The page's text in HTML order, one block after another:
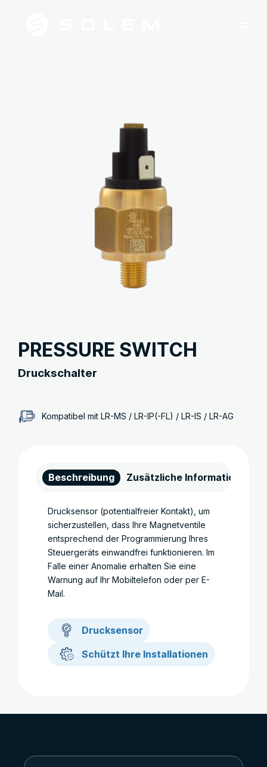
PRESSURE SWITCH
Druckschalter
Kompatibel mit LR-MS / LR-IP(-FL) / LR-IS / LR-AG
Beschreibung Zusätzliche Informationen
Drucksensor (potentialfreier Kontakt), um
sicherzustellen, dass Ihre Magnetventile
entsprechend der Programmierung Ihres
Steuergeräts einwandfrei funktionieren. Im
Falle einer Anomalie erhalten Sie eine
Warnung auf Ihr Mobiltelefon oder per E-
Mail.
Drucksensor
Schützt Ihre Installationen